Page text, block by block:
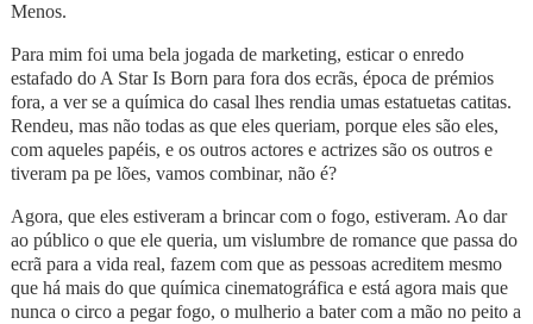
Menos.
Para mim foi uma bela jogada de marketing, esticar o enredo
estafado do A Star Is Born para fora dos ecrãs, época de prémios
fora, a ver se a química do casal lhes rendia umas estatuetas catitas.
Rendeu, mas não todas as que eles queriam, porque eles são eles,
com aqueles papéis, e os outros actores e actrizes são os outros e
tiveram pa pe lões, vamos combinar, não é?
Agora, que eles estiveram a brincar com o fogo, estiveram. Ao dar
ao público o que ele queria, um vislumbre de romance que passa do
ecrã para a vida real, fazem com que as pessoas acreditem mesmo
que há mais do que química cinematográfica e está agora mais que
nunca o circo a pegar fogo, o mulherio a bater com a mão no peito a